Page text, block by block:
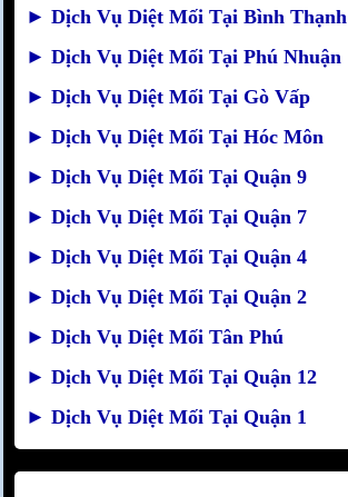
► Dịch Vụ Diệt Mối Tại Bình Thạnh
► Dịch Vụ Diệt Mối Tại Phú Nhuận
► Dịch Vụ Diệt Mối Tại Gò Vấp
► Dịch Vụ Diệt Mối Tại Hóc Môn
► Dịch Vụ Diệt Mối Tại Quận 9
► Dịch Vụ Diệt Mối Tại Quận 7
► Dịch Vụ Diệt Mối Tại Quận 4
► Dịch Vụ Diệt Mối Tại Quận 2
► Dịch Vụ Diệt Mối Tân Phú
► Dịch Vụ Diệt Mối Tại Quận 12
► Dịch Vụ Diệt Mối Tại Quận 1